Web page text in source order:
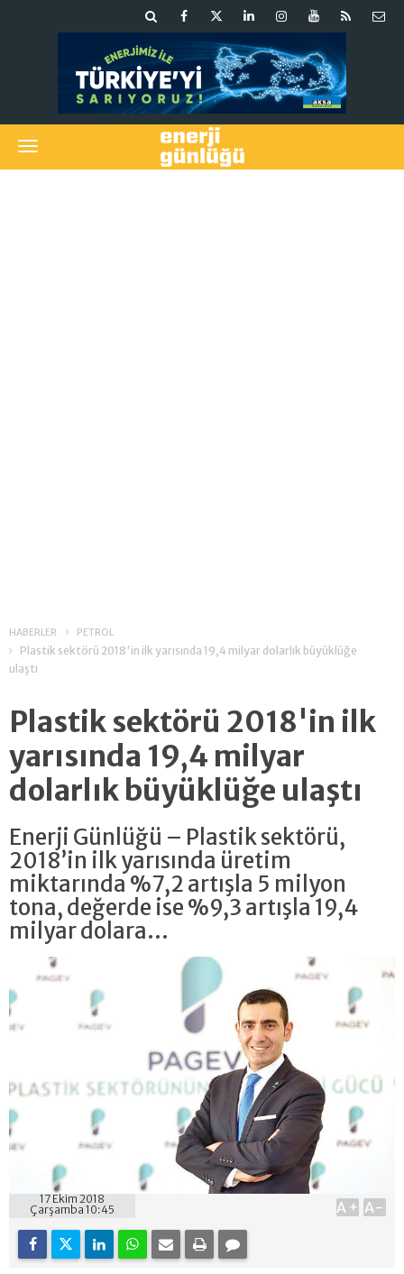
HABERLER PETROL
Plastik sektörü 2018'in ilk yarısında 19,4 milyar dolarlık büyüklüğe
ulaştı
Plastik sektörü 2018'in ilk
yarısında 19,4 milyar
dolarlık büyüklüğe ulaştı
Enerji Günlüğü – Plastik sektörü,
2018’in ilk yarısında üretim
miktarında %7,2 artışla 5 milyon
tona, değerde ise %9,3 artışla 19,4
milyar dolara...
17 Ekim 2018
Çarşamba 10:45
A+ A-